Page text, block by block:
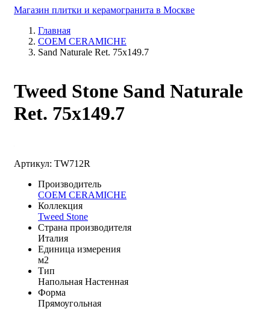
Магазин плитки и керамогранита в Москве
Главная
COEM CERAMICHE
Sand Naturale Ret. 75x149.7
Tweed Stone Sand Naturale
Ret. 75x149.7
Артикул: TW712R
Производитель
COEM CERAMICHE
Коллекция
Tweed Stone
Страна производителя
Италия
Единица измерения
м2
Тип
Напольная Настенная
Форма
Прямоугольная